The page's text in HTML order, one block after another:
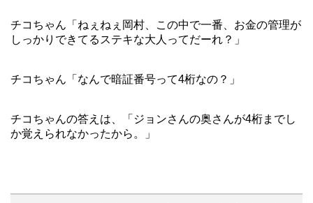
チコちゃん「ねぇねぇ岡村、この中で一番、お金の管理が
しっかりできてるステキな大人ってだーれ？」
チコちゃん「なんで暗証番号って4桁なの？」
チコちゃんの答えは、「ジョンさんの奥さんが4桁までし
か覚えられなかったから。」